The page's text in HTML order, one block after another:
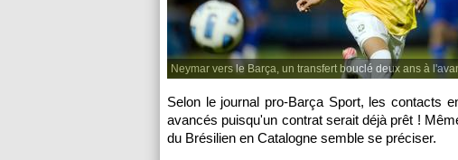
Neymar vers le Barça, un transfert bouclé deux ans à
Selon le journal pro-Barça Sport, les contacts
avancés puisqu'un contrat serait déjà prêt !
du Brésilien en Catalogne semble se préciser.